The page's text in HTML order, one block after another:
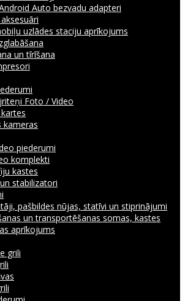
Auto bezvadu adapteri
uzlādes staciju aprīkojums
un tīrīšana
Foto / Video
kameras
piederumi
komplekti
kastes
stabilizatori
pašbildes nūjas, statīvi un stiprinājumi
un transportēšanas somas, kastes
aprīkojums
grili